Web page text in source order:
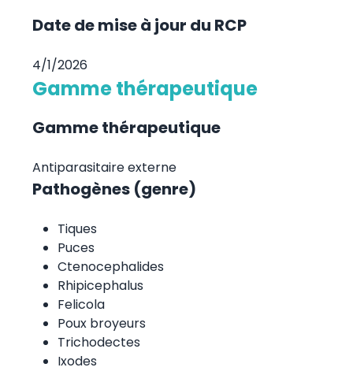
Date de mise à jour du RCP
4/1/2026
Gamme thérapeutique
Gamme thérapeutique
Antiparasitaire externe
Pathogènes (genre)
Tiques
Puces
Ctenocephalides
Rhipicephalus
Felicola
Poux broyeurs
Trichodectes
Ixodes